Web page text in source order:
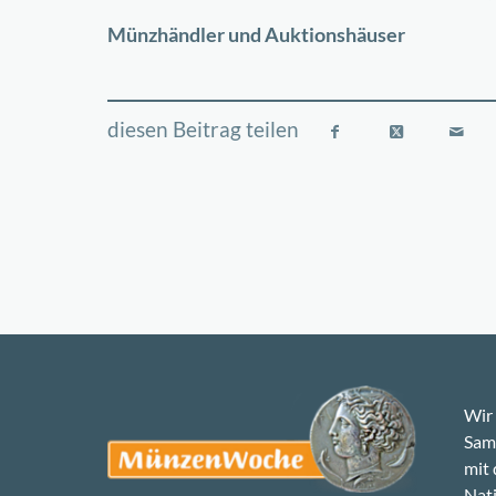
Münzhändler und Auktionshäuser
Wir
mit